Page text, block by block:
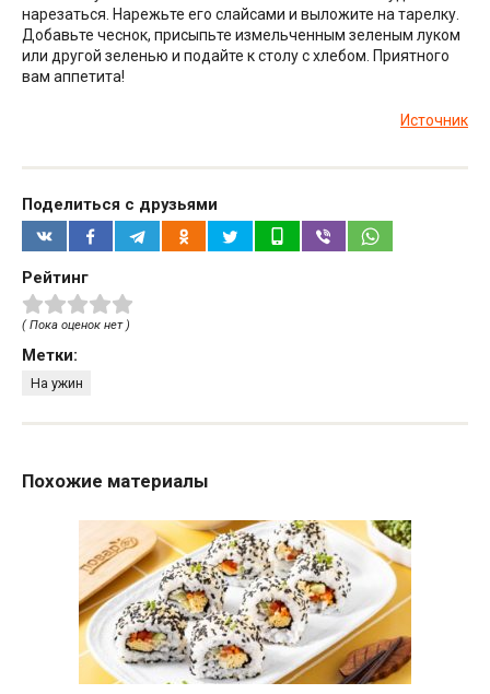
нарезаться. Нарежьте его слайсами и выложите на тарелку.
Добавьте чеснок, присыпьте измельченным зеленым луком
или другой зеленью и подайте к столу с хлебом. Приятного
вам аппетита!
Источник
Поделиться с друзьями
Рейтинг
( Пока оценок нет )
Метки:
На ужин
Похожие материалы